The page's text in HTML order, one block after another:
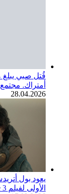
أمتراك. مجتمع SoCal ينعي
28.04.2026
يعود بول
الأولى لفيلم Dune 3